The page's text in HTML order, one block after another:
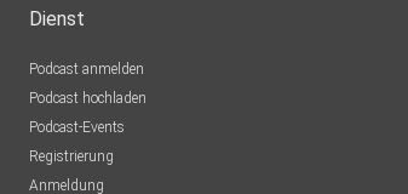
Dienst
Podcast anmelden
Podcast hochladen
Podcast-Events
Registrierung
Anmeldung